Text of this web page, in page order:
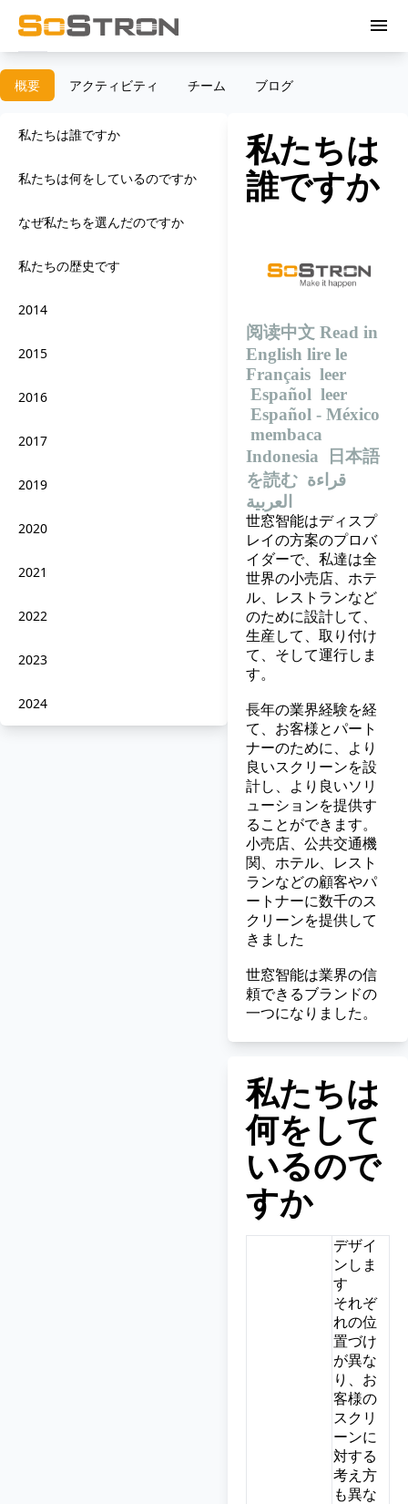
menu
概要 アクティビティ チーム ブログ
私たちは誰ですか
私たちは何をしているのですか
なぜ私たちを選んだのですか
私たちの歴史です
2014
2015
2016
2017
2019
2020
2021
2022
2023
2024
私たちは
誰ですか
阅读中文 Read in
English lire le
Français leer
Español leer
Español - México
membaca
Indonesia
日本語
を読む قراءة
العربية
世窓智能はディスプ
レイの方案のプロバ
イダーで、私達は全
世界の小売店、ホテ
ル、レストランなど
のために設計して、
生産して、取り付け
て、そして運行しま
す。
長年の業界経験を経
て、お客様とパート
ナーのために、より
良いスクリーンを設
計し、より良いソリ
ューションを提供す
ることができます。
小売店、公共交通機
関、ホテル、レスト
ランなどの顧客やパ
ートナーに数千のス
クリーンを提供して
きました
世窓智能は業界の信
頼できるブランドの
一つになりました。
私たちは
何をして
いるので
すか
デザイ
ンしま
す
それぞ
れの位
置づけ
が異な
り、お
客様の
スクリ
ーンに
対する
考え方
も異な